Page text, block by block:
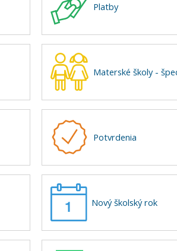
Platby
Materské školy -
Potvrdenia
Nový školský rok